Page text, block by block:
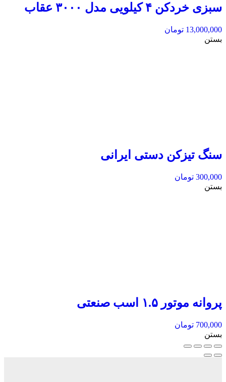
سبزی خردکن ۴ کیلویی مدل ۳۰۰۰ عقاب
13,000,000 تومان
بستن
سنگ تیزکن دستی ایرانی
300,000 تومان
بستن
پروانه موتور ۱.۵ اسب صنعتی
700,000 تومان
بستن